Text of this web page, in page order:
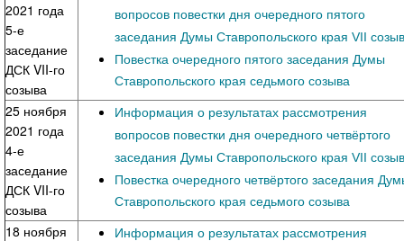
2021 года
5-е
заседание
ДСК VII-го
созыва
вопросов повестки дня очередного пятого
заседания Думы Ставропольского края VII
Повестка очередного пятого заседания Думы
Ставропольского края седьмого созыва
25 ноября
2021 года
4-е
заседание
ДСК VII-го
созыва
Информация о результатах рассмотрения
вопросов повестки дня очередного четвёртого
заседания Думы Ставропольского края VII
Повестка очередного четвёртого заседания
Ставропольского края седьмого созыва
18 ноября
Информация о результатах рассмотрения